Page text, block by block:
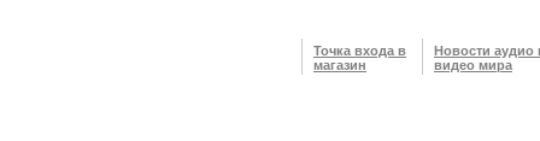
Точка входа в
магазин
Новости аудио
видео мира